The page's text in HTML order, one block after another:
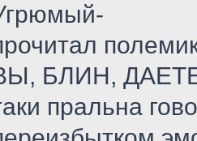
БЛИН, ДАЕТЕ!
пральна